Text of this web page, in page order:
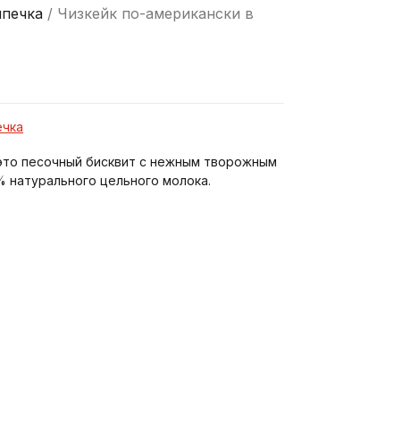
/ Чизкейк по-американски в
песочный бисквит с нежным творожным
цельного молока.